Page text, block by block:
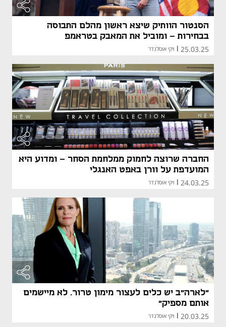
הסנטור הוותיק שיצא ראשון מהלם התבוסה
בבחירות - ומוביל את המאבק בטראמפ
25.03.25 ויקי אוסלנדר
החברה שרוצה לחמוק ממלחמת הסחר - ומדוע היא
המועדפת על וורן באפט האנגלי
24.03.25 ויקי אוסלנדר
"לארה"ב יש כלים לעצור מימון טרור. לא מיישמים
אותם מספיק"
20.03.25 ויקי אוסלנדר